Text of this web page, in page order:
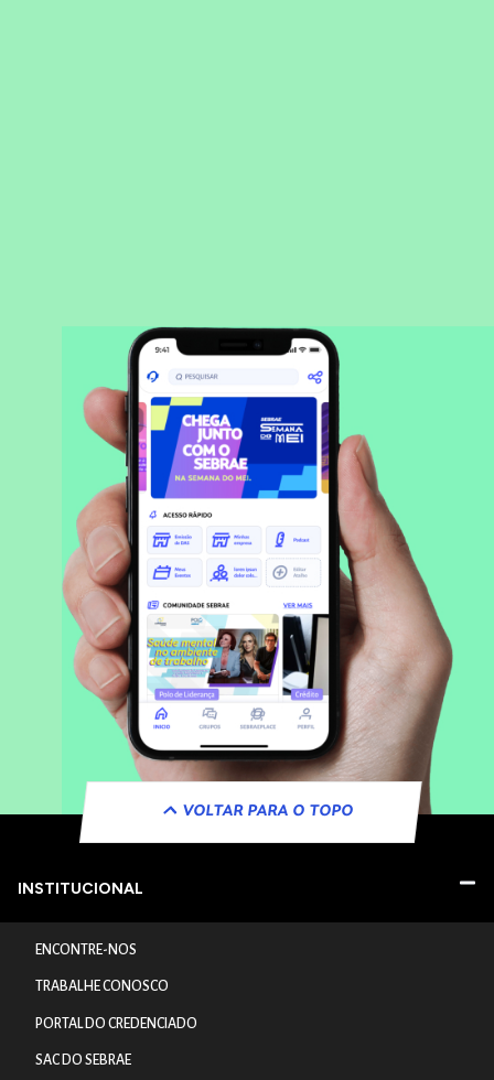
VOLTAR PARA O TOPO
INSTITUCIONAL
ENCONTRE-NOS
TRABALHE CONOSCO
PORTAL DO CREDENCIADO
SAC DO SEBRAE